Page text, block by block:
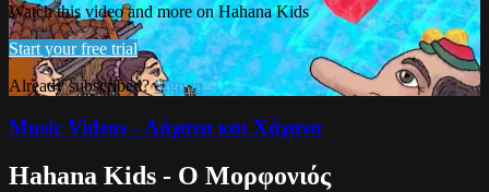
Watch this video and more on Hahana Kids
Start your free trial
Already subscribed?Sign in
Music Videos - Λάχανα και Χάχανα
Hahana Kids - Ο Μορφονιός